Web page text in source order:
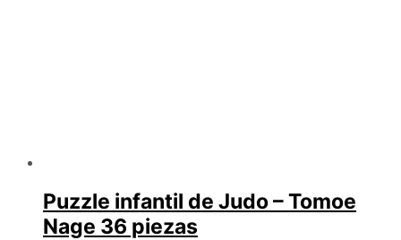
Puzzle infantil de Judo – Tomoe
Nage 36 piezas